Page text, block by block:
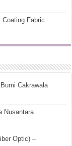
Coating Fabric
Cakrawala
Nusantara
Optic) –